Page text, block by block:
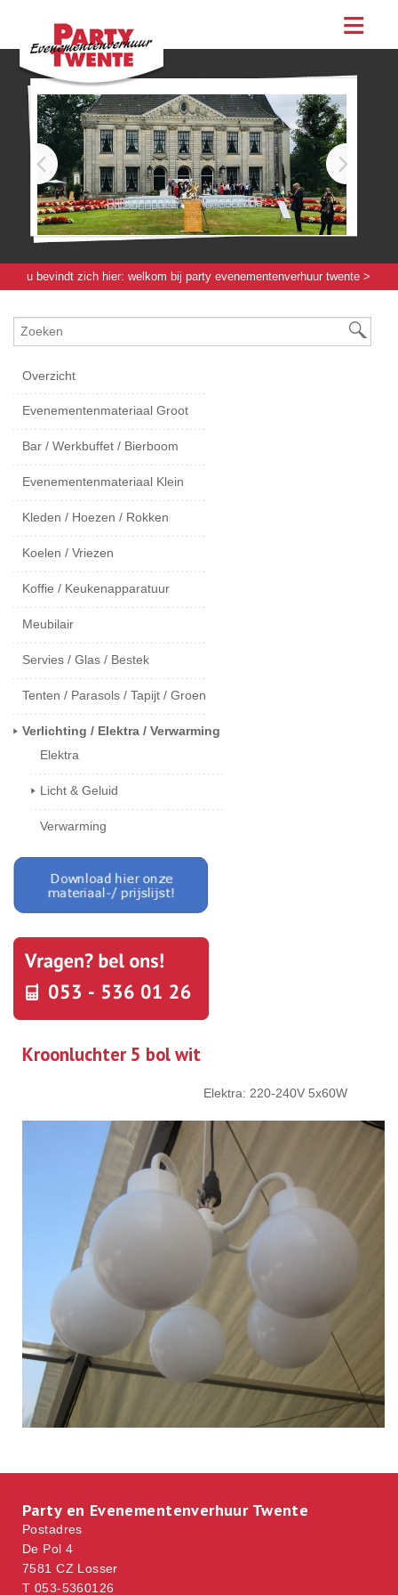
assortiment
evenementen
feesten
bestellen
contact
u bevindt zich hier: welkom bij party evenementenverhuur twente >
Overzicht
Evenementenmateriaal Groot
Bar / Werkbuffet / Bierboom
Evenementenmateriaal Klein
Kleden / Hoezen / Rokken
Koelen / Vriezen
Koffie / Keukenapparatuur
Meubilair
Servies / Glas / Bestek
Tenten / Parasols / Tapijt / Groen
Verlichting / Elektra / Verwarming
Elektra
Licht & Geluid
Verwarming
Kroonluchter 5 bol wit
Elektra: 220-240V 5x60W
Party en Evenementenverhuur Twente
Postadres
De Pol 4
7581 CZ Losser
T 053-5360126